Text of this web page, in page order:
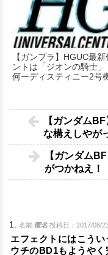
【ガンプラ】HGUC最新
ントは「ジオンの騎士」
何ーディスティニー2号
【ガンダム
な構えしやが
【ガンダム
がつかねえ！
1. 名前:匿名 投稿日：2017/08/
エフェクトにはこうい
ウチのBD1もようや